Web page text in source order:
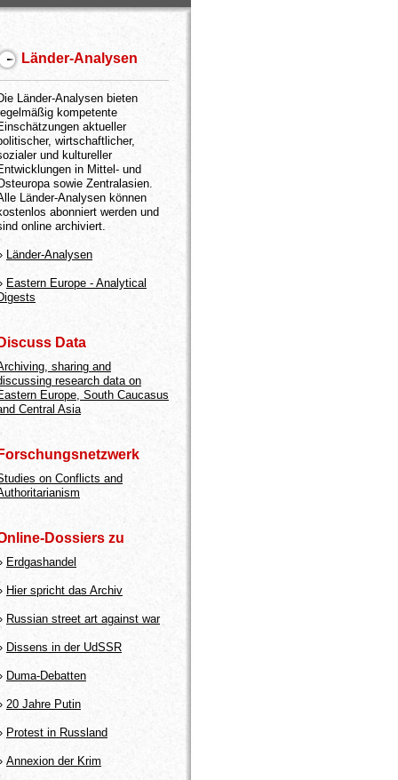
Länder-Analysen
Länder-Analysen bieten
kompetente
aktueller
wirtschaftlicher,
und kultureller
in Mittel- und
sowie Zentralasien.
Länder-Analysen können
abonniert werden und
online archiviert.
Länder-Analysen
Eastern Europe - Analytical
Data
sharing and
research data on
Europe, South Caucasus
Central Asia
on Conflicts and
Dossiers zu
Erdgashandel
Hier spricht das Archiv
Russian street art against war
Dissens in der UdSSR
Duma-Debatten
20 Jahre Putin
Protest in Russland
Annexion der Krim